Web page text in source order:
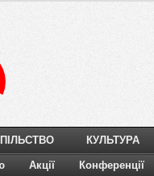
КУЛЬТУРА
Акції Конференції